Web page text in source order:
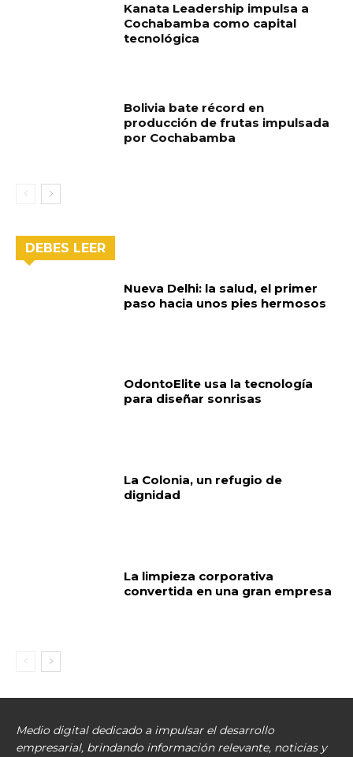
Kanata Leadership impulsa a
Cochabamba como capital
tecnológica
Bolivia bate récord en
producción de frutas impulsada
por Cochabamba
DEBES LEER
Nueva Delhi: la salud, el primer
paso hacia unos pies hermosos
OdontoElite usa la tecnología
para diseñar sonrisas
La Colonia, un refugio de
dignidad
La limpieza corporativa
convertida en una gran empresa
Medio digital dedicado a impulsar el desarrollo
empresarial, brindando información relevante, noticias y